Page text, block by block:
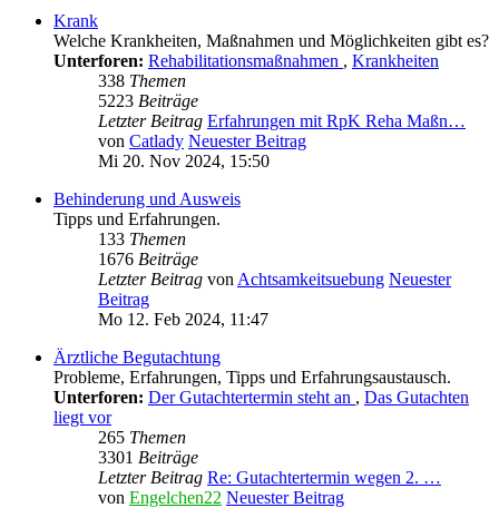
Krank
Welche Krankheiten, Maßnahmen und Möglichkeiten gibt es?
Unterforen: Rehabilitationsmaßnahmen , Krankheiten
338 Themen
5223 Beiträge
Letzter Beitrag Erfahrungen mit RpK Reha Maßn…
von Catlady Neuester Beitrag
Mi 20. Nov 2024, 15:50
Behinderung und Ausweis
Tipps und Erfahrungen.
133 Themen
1676 Beiträge
Letzter Beitrag von Achtsamkeitsuebung Neuester
Beitrag
Mo 12. Feb 2024, 11:47
Ärztliche Begutachtung
Probleme, Erfahrungen, Tipps und Erfahrungsaustausch.
Unterforen: Der Gutachtertermin steht an , Das Gutachten
liegt vor
265 Themen
3301 Beiträge
Letzter Beitrag Re: Gutachtertermin wegen 2. …
von Engelchen22 Neuester Beitrag